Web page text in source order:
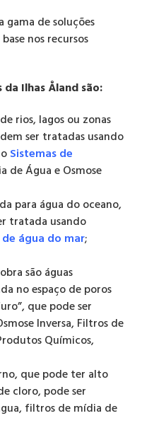
de soluções
nos recursos
Ilhas Åland são:
rios, lagos ou zonas
ser tratadas usando
Sistemas de
de Água e Osmose
para água do oceano,
tratada usando
água do mar;
são águas
no espaço de poros
que pode ser
Inversa, Filtros de
Químicos,
que pode ter alto
cloro, pode ser
filtros de mídia de